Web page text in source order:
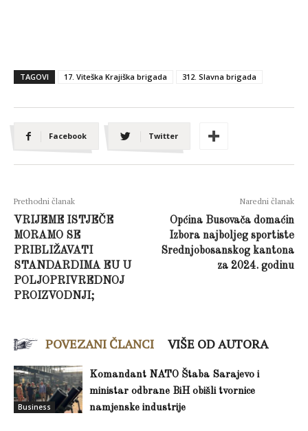
TAGOVI 17. Viteška Krajiška brigada 312. Slavna brigada
Facebook Twitter
Prethodni članak
VRIJEME ISTJEČE
MORAMO SE
PRIBLIŽAVATI
STANDARDIMA EU U
POLJOPRIVREDNOJ
PROIZVODNJI;
Naredni članak
Općina Busovača domaćin
Izbora najboljeg sportiste
Srednjobosanskog kantona
za 2024. godinu
POVEZANI ČLANCI VIŠE OD AUTORA
Business
Komandant NATO Štaba Sarajevo i
ministar odbrane BiH obišli tvornice
namjenske industrije